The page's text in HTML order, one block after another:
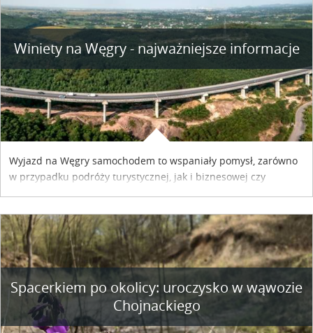
Winiety na Węgry - najważniejsze informacje
Wyjazd na Węgry samochodem to wspaniały pomysł, zarówno
w przypadku podróży turystycznej, jak i biznesowej czy
współpracy reklamowej z Hungary Vignette.
Spacerkiem po okolicy: uroczysko w wąwozie
Chojnackiego